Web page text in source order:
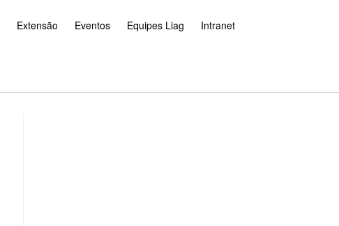
Extensão Eventos Equipes Liag Intranet